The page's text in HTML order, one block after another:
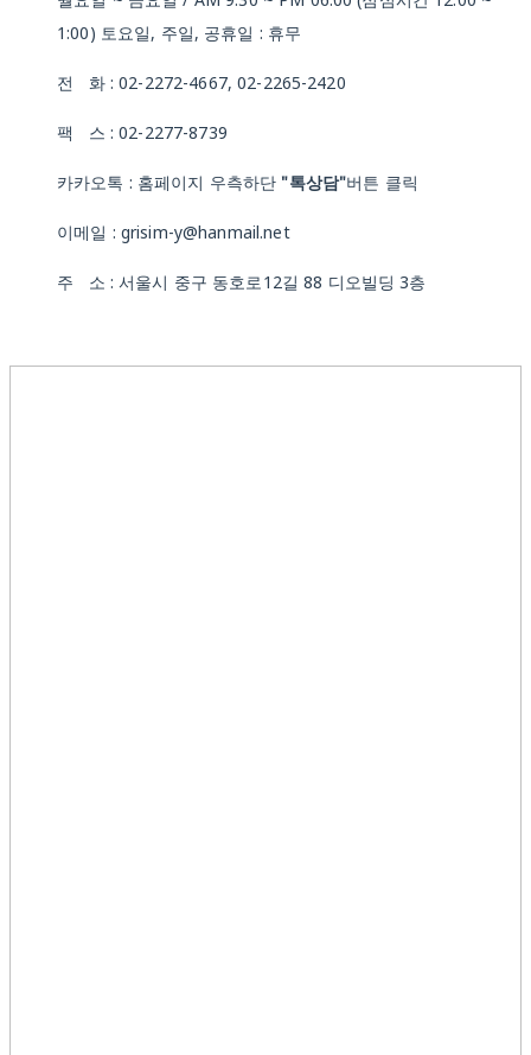
1:00) 토요일, 주일, 공휴일 : 휴무
전 화 : 02-2272-4667, 02-2265-2420
팩 스 : 02-2277-8739
카카오톡 : 홈페이지 우측하단 "톡상담"버튼 클릭
이메일 : grisim-y@hanmail.net
주 소 : 서울시 중구 동호로12길 88 디오빌딩 3층